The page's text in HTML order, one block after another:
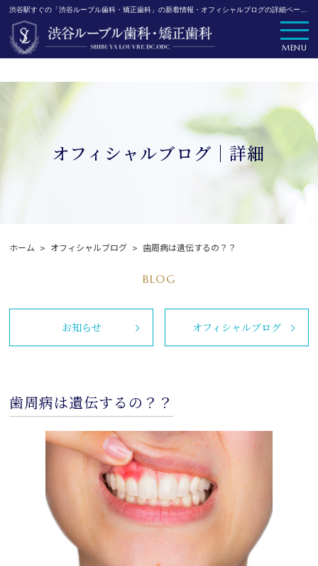
MENU
オフィシャルブログ｜詳細
ホーム オフィシャルブログ 歯周病は遺伝するの？？
BLOG
お知らせ オフィシャルブログ
歯周病は遺伝するの？？